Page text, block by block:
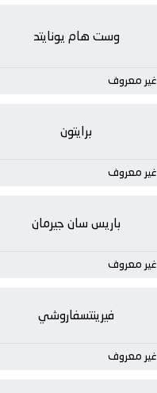
وست هام يونايتد
غير معروف
برايتون
غير معروف
باريس سان جيرمان
غير معروف
فيرينتسفاروشي
غير معروف